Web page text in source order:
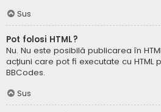
Sus
Pot folosi HTML?
Nu. Nu este posibilă publicarea în
acțiuni care pot fi executate cu HTML
BBCodes.
Sus